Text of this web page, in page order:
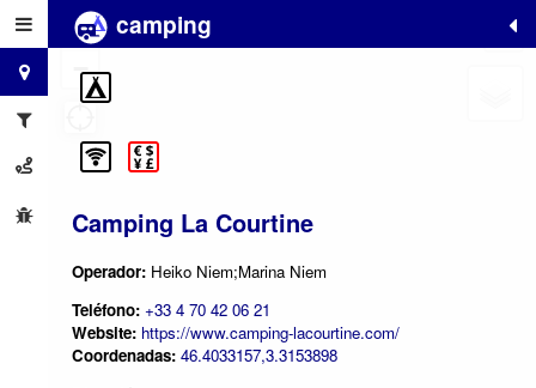
camping
Camping La Courtine
Operador: Heiko Niem;Marina Niem
Teléfono: +33 4 70 42 06 21
Website: https://www.camping-lacourtine.com/
Coordenadas: 46.4033157,3.3153898
+
−